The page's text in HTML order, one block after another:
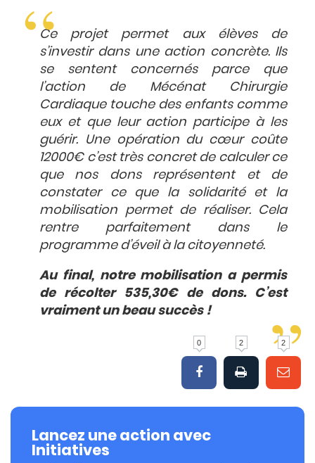
Ce projet permet aux élèves de
s’investir dans une action concrète. Ils
se sentent concernés parce que
l’action de Mécénat Chirurgie
Cardiaquetouche des enfants comme
eux et que leur action participe à les
guérir. Une opération du cœur coûte
12000€ c’est très concret de calculer ce
que nos dons représentent et de
constater ce que la solidarité et la
mobilisation permet de réaliser. Cela
rentre parfaitement dans le
programme d’éveil à la citoyenneté.
Au final, notre mobilisation a permis
de récolter 535,30€ de dons. C’est
vraiment un beau succès !
0 2 2
Lancez une action avec
Initiatives